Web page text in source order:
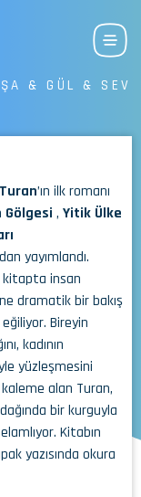
& GÜL & SEV
’ın ilk romanı
Gölgesi , Yitik Ülke
yayımlandı.
kitapta insan
dramatik bir bakış
eğiliyor. Bireyin
kadının
yüzleşmesini
alan Turan,
bir kurguyla
Kitabın
yazısında okura